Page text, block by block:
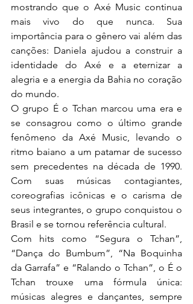
mostrando que o Axé Music continua
mais vivo do que nunca. Sua
importância para o gênero vai além das
canções: Daniela ajudou a construir a
identidade do Axé e a eternizar a
alegria e a energia da Bahia no coração
do mundo.
O grupo É o Tchan marcou uma era e
se consagrou como o último grande
fenômeno da Axé Music, levando o
ritmo baiano a um patamar de sucesso
sem precedentes na década de 1990.
Com suas músicas contagiantes,
coreografias icônicas e o carisma de
seus integrantes, o grupo conquistou o
Brasil e se tornou referência cultural.
Com hits como “Segura o Tchan”,
“Dança do Bumbum”, “Na Boquinha
da Garrafa” e “Ralando o Tchan”, o É o
Tchan trouxe uma fórmula única:
músicas alegres e dançantes, sempre